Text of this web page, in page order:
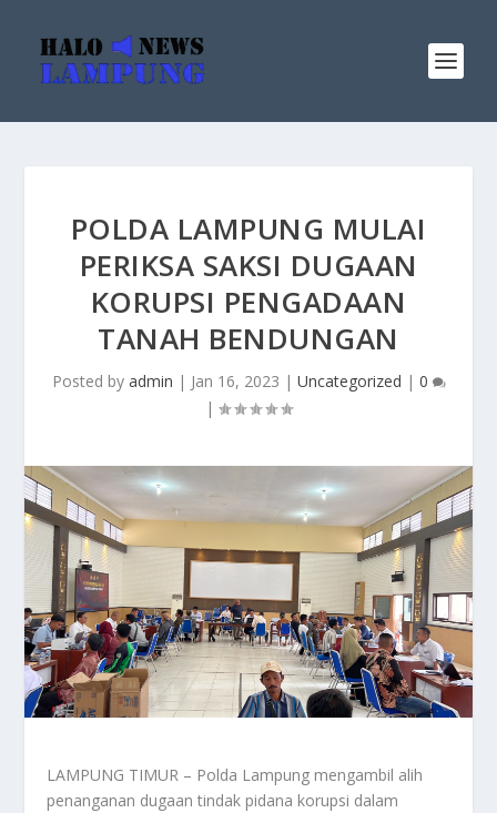
POLDA LAMPUNG MULAI
PERIKSA SAKSI DUGAAN
KORUPSI PENGADAAN
TANAH BENDUNGAN
Posted by admin | Jan 16, 2023 | Uncategorized | 0
|
LAMPUNG TIMUR – Polda Lampung mengambil alih
penanganan dugaan tindak pidana korupsi dalam